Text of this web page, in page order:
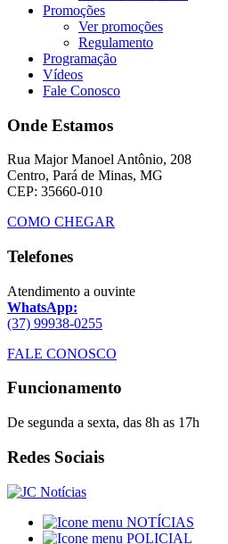
Promoções
Ver promoções
Regulamento
Programação
Vídeos
Fale Conosco
Onde Estamos
Rua Major Manoel Antônio, 208
Centro, Pará de Minas, MG
CEP: 35660-010
COMO CHEGAR
Telefones
Atendimento a ouvinte
WhatsApp:
(37) 99938-0255
FALE CONOSCO
Funcionamento
De segunda a sexta, das 8h as 17h
Redes Sociais
NOTÍCIAS
POLICIAL